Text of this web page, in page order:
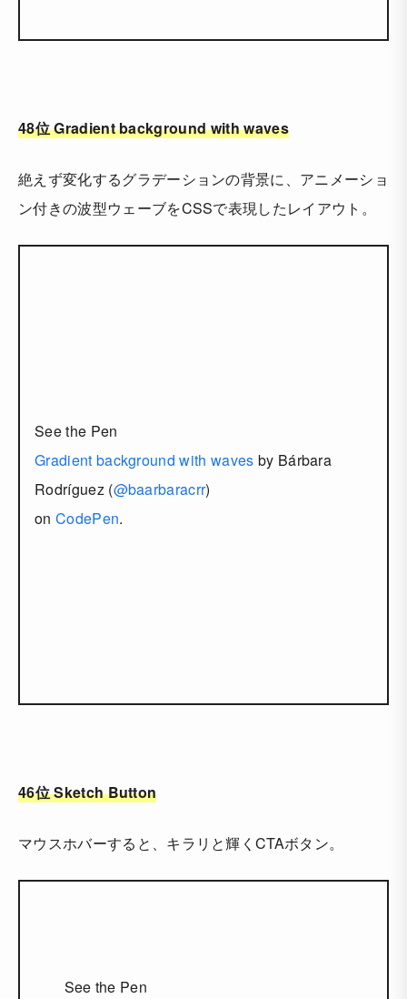
48位 Gradient background with waves
絶えず変化するグラデーションの背景に、アニメーショ
ン付きの波型ウェーブをCSSで表現したレイアウト。
See the Pen
Gradient background with waves by Bárbara
Rodríguez (@baarbaracrr)
on CodePen.
46位 Sketch Button
マウスホバーすると、キラリと輝くCTAボタン。
See the Pen